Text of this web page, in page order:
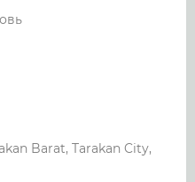
Barat, Tarakan City,